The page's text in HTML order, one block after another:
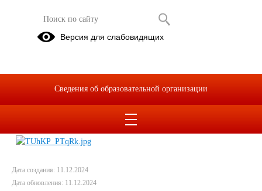
Эко- марафон "Дорогами добра".
Дата создания: 11.12.2024
Дата обновления: 11.12.2024
Версия для слабовидящих
Сведения об образовательной организации